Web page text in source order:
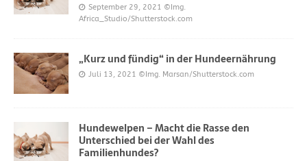
September 29, 2021 ©Img.
Africa_Studio/Shutterstock.com
„Kurz und fündig“ in der Hundeernährung
Juli 13, 2021 ©Img. Marsan/Shutterstock.com
Hundewelpen – Macht die Rasse den
Unterschied bei der Wahl des
Familienhundes?